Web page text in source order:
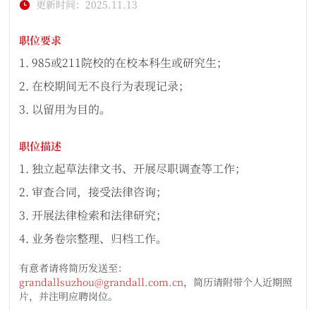
更新时间：2025.11.13
职位要求
1. 985或211院校的在校本科生或研究生；
2. 在校期间无不良行为表现记录；
3. 以留用为目的。
职位描述
1. 独立起草法律文书、开展尽职调查等工作；
2. 审查合同，接受法律咨询；
3. 开展法律检索和法律研究；
4. 业务卷宗整理、归档工作。
有意者请将简历发送至：
grandallsuzhou@grandall.com.cn，简历请附带个人近期照
片，并注明应聘岗位。